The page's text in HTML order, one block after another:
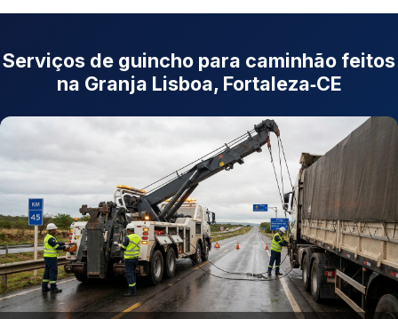
Serviços de guincho para caminhão feitos
na Granja Lisboa, Fortaleza‑CE